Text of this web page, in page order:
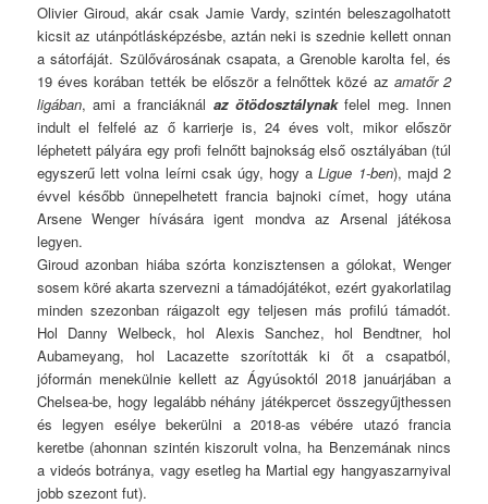
Olivier Giroud, akár csak Jamie Vardy, szintén beleszagolhatott
kicsit az utánpótlásképzésbe, aztán neki is szednie kellett onnan
a sátorfáját. Szülővárosának csapata, a Grenoble karolta fel, és
19 éves korában tették be először a felnőttek közé az amatőr 2
ligában, ami a franciáknál az ötödosztálynakfelel meg. Innen
indult el felfelé az ő karrierje is, 24 éves volt, mikor először
léphetett pályára egy profi felnőtt bajnokság első osztályában (túl
egyszerű lett volna leírni csak úgy, hogy aLigue 1-ben), majd 2
évvel később ünnepelhetett francia bajnoki címet, hogy utána
Arsene Wenger hívására igent mondva az Arsenal játékosa
legyen.
Giroud azonban hiába szórta konzisztensen a gólokat, Wenger
sosem köré akarta szervezni a támadójátékot, ezért gyakorlatilag
minden szezonban ráigazolt egy teljesen más profilú támadót.
Hol Danny Welbeck, hol Alexis Sanchez, hol Bendtner, hol
Aubameyang, hol Lacazette szorították ki őt a csapatból,
jóformán menekülnie kellett az Ágyúsoktól 2018 januárjában a
Chelsea-be, hogy legalább néhány játékpercet összegyűjthessen
és legyen esélye bekerülni a 2018-as vébére utazó francia
keretbe (ahonnan szintén kiszorult volna, ha Benzemának nincs
a videós botránya, vagy esetleg ha Martial egy hangyaszarnyival
jobb szezont fut).